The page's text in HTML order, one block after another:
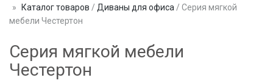
Каталог товаров / Диваны для офиса / Серия мягкой
мебели Честертон
Серия мягкой мебели
Честертон